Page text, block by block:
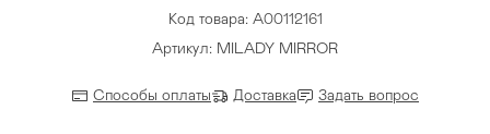
Код товара: A00112161
Артикул: MILADY MIRROR
Способы оплаты Доставка Задать вопрос